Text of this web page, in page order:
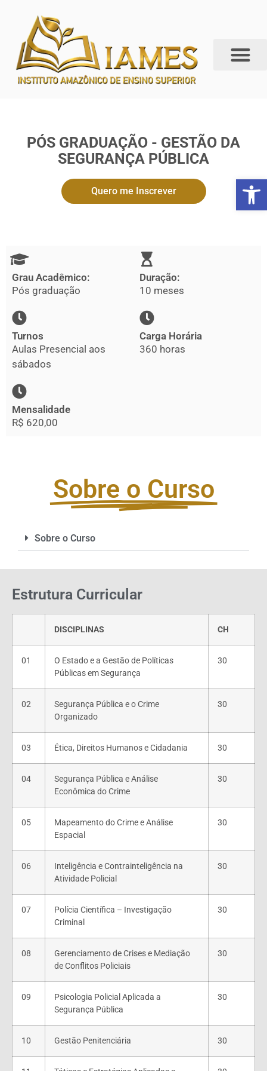
Abrir
PÓS GRADUAÇÃO - GESTÃO DA
SEGURANÇA PÚBLICA
Quero me Inscrever
Grau Acadêmico:
Pós graduação
Duração:
10 meses
Turnos
Aulas Presencial aos
sábados
Carga Horária
360 horas
Mensalidade
R$ 620,00
Sobre o Curso
Sobre o Curso
Estrutura Curricular
DISCIPLINAS CH
01
O Estado e a Gestão de Políticas
Públicas em Segurança
30
02
Segurança Pública e o Crime
Organizado
30
03 Ética, Direitos Humanos e Cidadania 30
04
Segurança Pública e Análise
Econômica do Crime
30
05
Mapeamento do Crime e Análise
Espacial
30
06
Inteligência e Contrainteligência na
Atividade Policial
30
07
Polícia Científica – Investigação
Criminal
30
08
Gerenciamento de Crises e Mediação
de Conflitos Policiais
30
09
Psicologia Policial Aplicada a
Segurança Pública
30
10 Gestão Penitenciária 30